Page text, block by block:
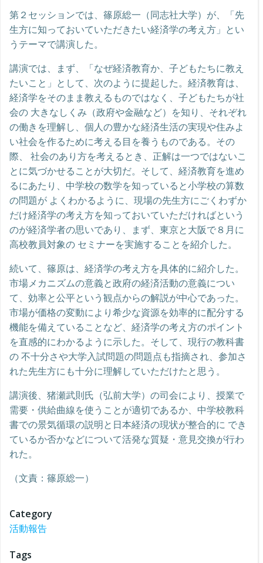
第２セッションでは、篠原総一（同志社大学）が、「先
生方に知っておいていただきたい経済学の考え方」とい
うテーマで講演した。
講演では、まず、「なぜ経済教育か、子どもたちに教え
たいこと」として、次のように提起した。経済教育は、
経済学をそのまま教えるものではなく、子どもたちが社
会の 大きなしくみ（政府や金融など）を知り、それぞれ
の働きを理解し、個人の豊かな経済生活の実現や住みよ
い社会を作るために考える目を養うものである。その
際、 社会のあり方を考えるとき、正解は一つではないこ
とに気づかせることが大切だ。そして、経済教育を進め
るにあたり、中学校の数学を知っていると小学校の算数
の問題が よくわかるように、現場の先生方にごくわずか
だけ経済学の考え方を知っておいていただければという
のが経済学者の思いであり、まず、東京と大阪で８月に
高校教員対象の セミナーを実施することを紹介した。
続いて、篠原は、経済学の考え方を具体的に紹介した。
市場メカニズムの意義と政府の経済活動の意義につい
て、効率と公平という観点からの解説が中心であった。
市場が価格の変動により希少な資源を効率的に配分する
機能を備えていることなど、経済学の考え方のポイント
を直感的にわかるように示した。そして、現行の教科書
の 不十分さや大学入試問題の問題点も指摘され、参加さ
れた先生方にも十分に理解していただけたと思う。
講演後、猪瀬武則氏（弘前大学）の司会により、授業で
需要・供給曲線を使うことが適切であるか、中学校教科
書での景気循環の説明と日本経済の現状が整合的に でき
ているか否かなどについて活発な質疑・意見交換が行わ
れた。
（文責：篠原総一）
Category
活動報告
Tags